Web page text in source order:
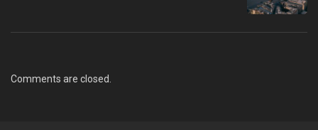
Comments are closed.